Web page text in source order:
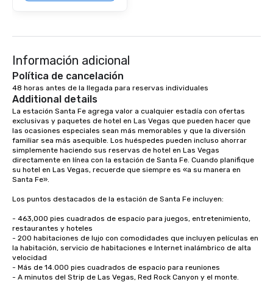
Información adicional
Política de cancelación
48 horas antes de la llegada para reservas individuales
Additional details
La estación Santa Fe agrega valor a cualquier estadía con ofertas
exclusivas y paquetes de hotel en Las Vegas que pueden hacer que
las ocasiones especiales sean más memorables y que la diversión
familiar sea más asequible. Los huéspedes pueden incluso ahorrar
simplemente haciendo sus reservas de hotel en Las Vegas
directamente en línea con la estación de Santa Fe. Cuando planifique
su hotel en Las Vegas, recuerde que siempre es «a su manera en
Santa Fe».
Los puntos destacados de la estación de Santa Fe incluyen:
- 463,000 pies cuadrados de espacio para juegos, entretenimiento,
restaurantes y hoteles
- 200 habitaciones de lujo con comodidades que incluyen películas en
la habitación, servicio de habitaciones e Internet inalámbrico de alta
velocidad
- Más de 14.000 pies cuadrados de espacio para reuniones
- A minutos del Strip de Las Vegas, Red Rock Canyon y el monte.